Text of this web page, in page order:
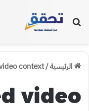
بحث عن
الرئيسية/
context
video